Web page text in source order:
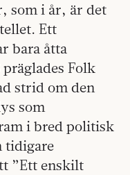
som i år, är det
Ett
bara åtta
Folk
strid om den
som
i bred politisk
tidigare
”Ett enskilt